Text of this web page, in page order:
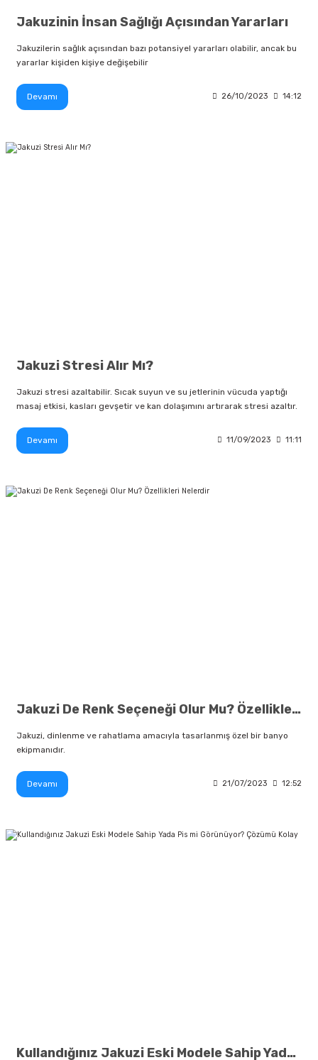
Jakuzinin İnsan Sağlığı Açısından Yararları
Jakuzilerin sağlık açısından bazı potansiyel yararları olabilir, ancak bu
yararlar kişiden kişiye değişebilir
Devamı 26/10/2023 14:12
Jakuzi Stresi Alır Mı?
Jakuzi stresi azaltabilir. Sıcak suyun ve su jetlerinin vücuda yaptığı
masaj etkisi, kasları gevşetir ve kan dolaşımını artırarak stresi azaltır.
Devamı 11/09/2023 11:11
Jakuzi De Renk Seçeneği Olur Mu? Özellikleri Nelerdir
Jakuzi, dinlenme ve rahatlama amacıyla tasarlanmış özel bir banyo
ekipmanıdır.
Devamı 21/07/2023 12:52
Kullandığınız Jakuzi Eski Modele Sahip Yada Pis mi Görünüyor? Çözümü Kolay